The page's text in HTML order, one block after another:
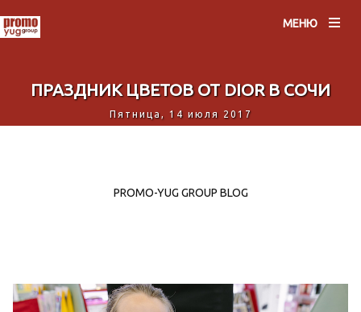
МЕНЮ
ПРАЗДНИК ЦВЕТОВ ОТ DIOR В СОЧИ
Пятница, 14 июля 2017
PROMO-YUG GROUP BLOG